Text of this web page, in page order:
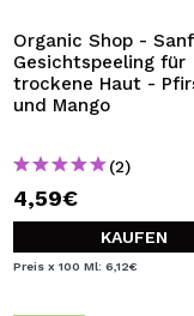
Organic Shop -
Gesichtspeeling für
trockene Haut -
und Mango
(2)
4,59€
KAUFEN
Preis x 100 Ml: 6,12€